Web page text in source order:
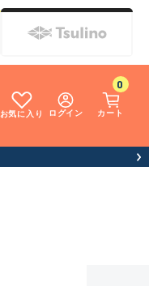
お気に入り ログイン カート
0